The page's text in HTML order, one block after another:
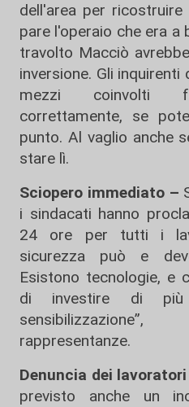
dell'area per
pare l'operaio che era a
travolto Macciò
inversione. Gli
mezzi coinvolti
correttamente, se
punto. Al vaglio anche
stare lì.
Sciopero immediato –
i sindacati hanno
24 ore per tutti i
sicurezza può e
Esistono tecnologie, e
di investire di
rappresentanze.
Denuncia dei
previsto anche un